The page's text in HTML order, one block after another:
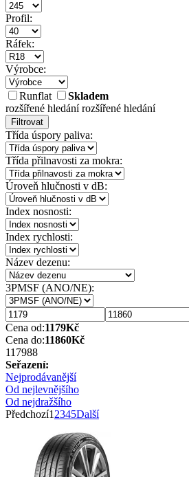
Profil:
Ráfek:
Výrobce:
Runflat
Skladem
rozšířené hledánírozšířené hledání
Filtrovat
Třída úspory paliva:
Třída přilnavosti za mokra:
Úroveň hlučnosti v dB:
Index nosnosti:
Index rychlosti:
Název dezenu:
3PMSF (ANO/NE):
Cena od:1179Kč
Cena do:11860Kč
117988
Seřazení:
Nejprodávanější
Od nejlevnějšího
Od nejdražšího
Předchozí1 2345Další